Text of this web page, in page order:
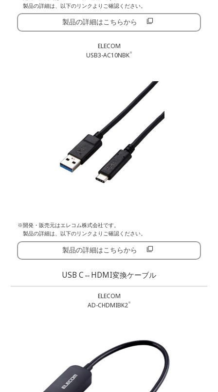
製品の詳細は、以下のリンクよりご確認ください。
製品の詳細はこちらから
ELECOM
USB3-AC10NBK※
※開発・販売元はエレコム株式会社です。
製品の詳細は、以下のリンクよりご確認ください。
製品の詳細はこちらから
USB C⇔HDMI変換ケーブル
ELECOM
AD-CHDMIBK2※